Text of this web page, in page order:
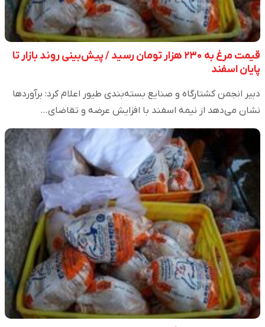
قیمت مرغ به ۲۳۰ هزار تومان رسید / پیش‌بینی روند بازار تا
پایان اسفند
دبیر انجمن کشتارگاه و صنایع بسته‌بندی طیور اعلام کرد: برآورد‌ها
نشان می‌دهد از نیمه اسفند با افزایش عرضه و تقاضای…